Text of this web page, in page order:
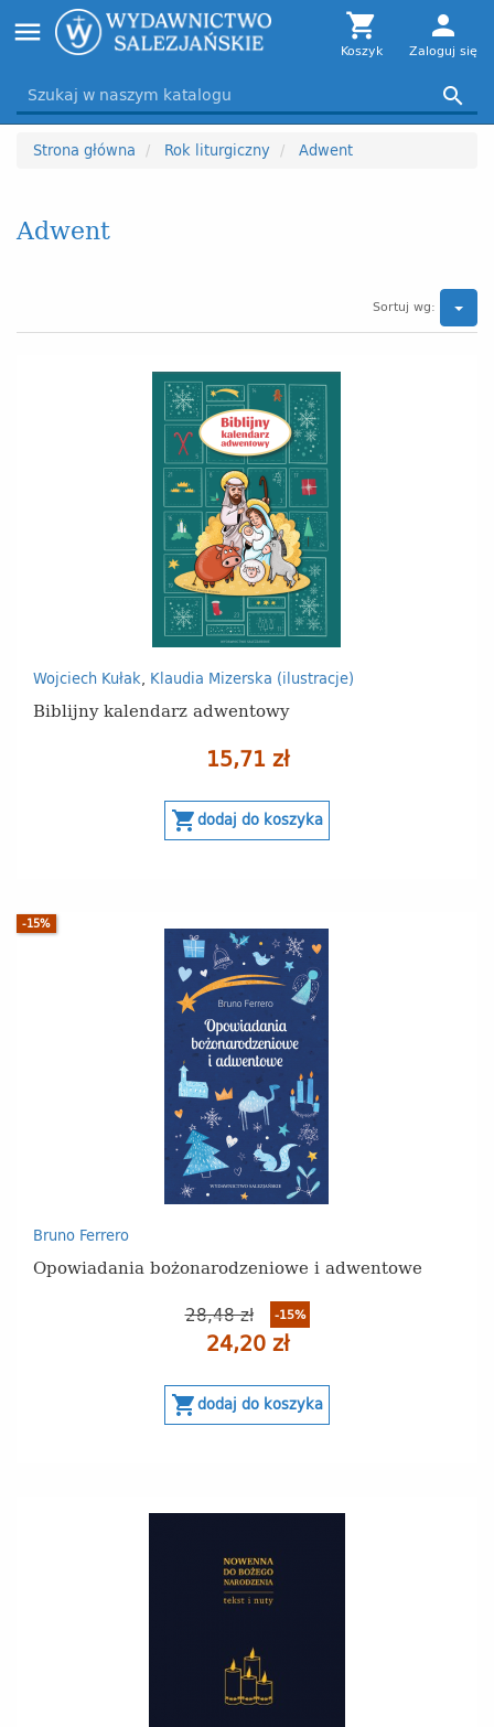
navigation
menu 
Koszyk
person
Zaloguj się

Strona główna Rok liturgiczny Adwent
Adwent
Sortuj wg:
Wojciech Kułak, Klaudia Mizerska (ilustracje)
Biblijny kalendarz adwentowy
15,71 zł
shopping_cartdodaj do koszyka
Bruno Ferrero
Opowiadania bożonarodzeniowe i adwentowe
28,48 zł -15%
24,20 zł
-15%
shopping_cartdodaj do koszyka